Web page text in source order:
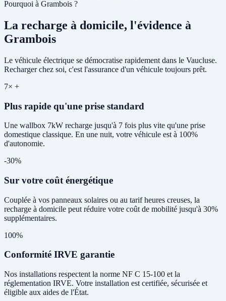
Pourquoi à Grambois ?
La recharge à domicile, l'évidence à
Grambois
Le véhicule électrique se démocratise rapidement dans le Vaucluse.
Recharger chez soi, c'est l'assurance d'un véhicule toujours prêt.
7× +
Plus rapide qu'une prise standard
Une wallbox 7kW recharge jusqu'à 7 fois plus vite qu'une prise
domestique classique. En une nuit, votre véhicule est à 100%
d'autonomie.
-30%
Sur votre coût énergétique
Couplée à vos panneaux solaires ou au tarif heures creuses, la
recharge à domicile peut réduire votre coût de mobilité jusqu'à 30%
supplémentaires.
100%
Conformité IRVE garantie
Nos installations respectent la norme NF C 15-100 et la
réglementation IRVE. Votre installation est certifiée, sécurisée et
éligible aux aides de l'État.